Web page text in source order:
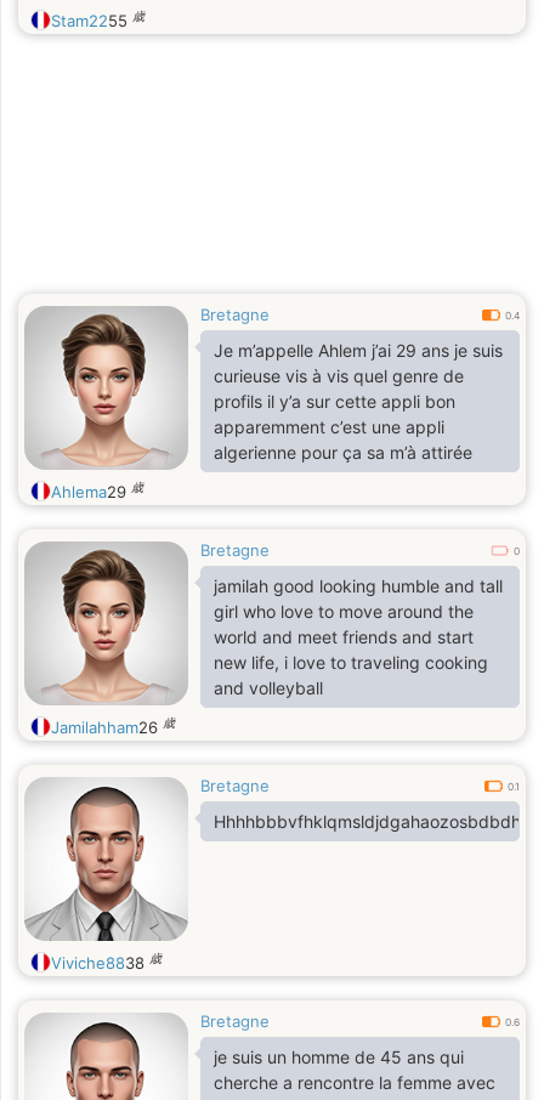
Stam2255 歳
Bretagne 0.4
Je m’appelle Ahlem j’ai 29 ans je suis
curieuse vis à vis quel genre de
profils il y’a sur cette appli bon
apparemment c’est une appli
algerienne pour ça sa m’à attirée
Ahlema29 歳
Bretagne 0
jamilah good looking humble and tall
girl who love to move around the
world and meet friends and start
new life, i love to traveling cooking
and volleyball
Jamilahham26 歳
Bretagne 0.1
Viviche8838 歳
Bretagne 0.6
je suis un homme de 45 ans qui
cherche a rencontre la femme avec